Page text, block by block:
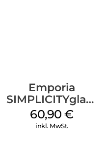
Emporia
SIMPLICITYglam
Weiss
60,90€
inkl. MwSt.